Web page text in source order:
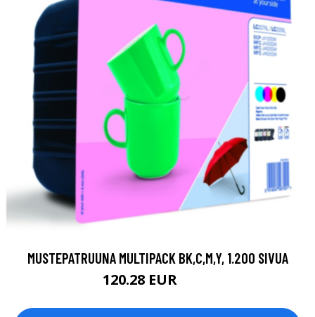
MUSTEPATRUUNA MULTIPACK BK,C,M,Y, 1.200 SIVUA
120.28 EUR